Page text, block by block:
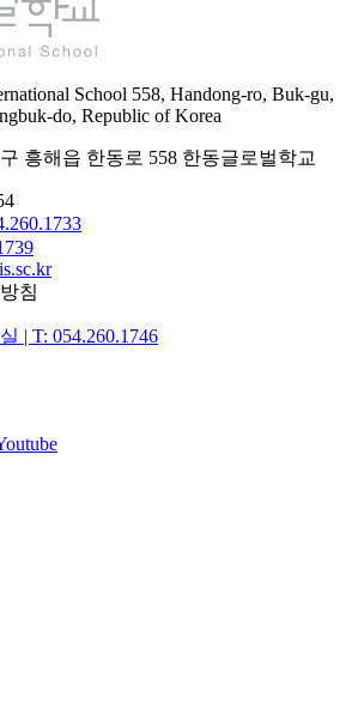
School 558, Handong-ro, Buk-gu,
do, Republic of Korea
흥해읍 한동로 558 한동글로벌학교
침
| T: 054.260.1746